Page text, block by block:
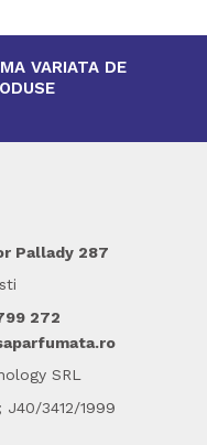
VARIATA DE
Pallady 287
272
SRL
J40/3412/1999